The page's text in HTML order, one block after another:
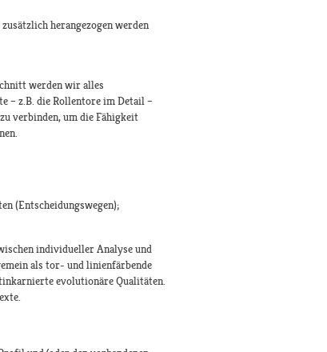
herangezogen werden
werden wir alles
– z.B. die Rollentore im Detail –
verbinden, um die Fähigkeit
(Entscheidungswegen);
individueller Analyse und
als tor- und linienfärbende
evolutionäre Qualitäten.